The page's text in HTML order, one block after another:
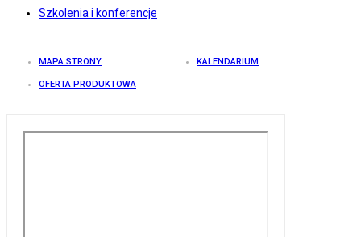
Szkolenia i konferencje
MAPA STRONY KALENDARIUM
OFERTA PRODUKTOWA